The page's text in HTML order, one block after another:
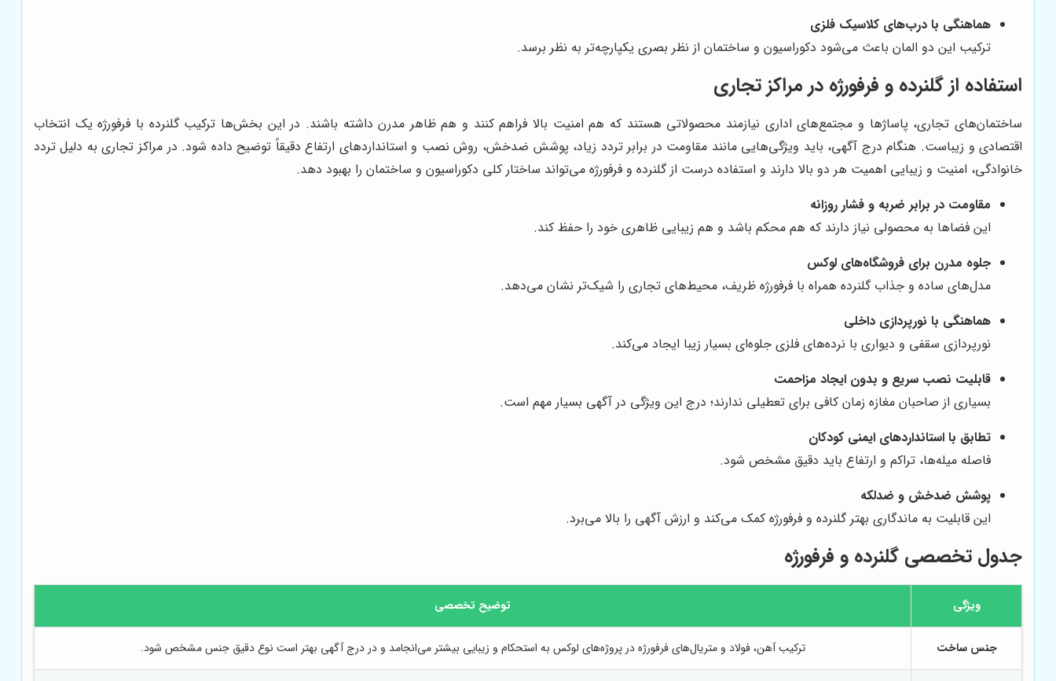
هماهنگی با درب‌های کلاسیک فلزی
ترکیب این دو المان باعث می‌شود دکوراسیون و ساختمان از نظر بصری یکپارچه‌تر به نظر برسد.
استفاده از گلنرده و فرفورژه در مراکز تجاری
ساختمان‌های تجاری، پاساژها و مجتمع‌های اداری نیازمند محصولاتی هستند که هم امنیت بالا فراهم کنند و هم ظاهر مدرن داشته باشند. در این بخش‌ها ترکیب گلنرده با فرفورژه یک انتخاب
اقتصادی و زیباست. هنگام درج آگهی، باید ویژگی‌هایی مانند مقاومت در برابر تردد زیاد، پوشش ضدخش، روش نصب و استانداردهای ارتفاع دقیقاً توضیح داده شود. در مراکز تجاری به دلیل تردد
خانوادگی، امنیت و زیبایی اهمیت هر دو بالا دارند و استفاده درست از گلنرده و فرفورژه می‌تواند ساختار کلی دکوراسیون و ساختمان را بهبود دهد.
مقاومت در برابر ضربه و فشار روزانه
این فضاها به محصولی نیاز دارند که هم محکم باشد و هم زیبایی ظاهری خود را حفظ کند.
جلوه مدرن برای فروشگاه‌های لوکس
مدل‌های ساده و جذاب گلنرده همراه با فرفورژه ظریف، محیط‌های تجاری را شیک‌تر نشان می‌دهد.
هماهنگی با نورپردازی داخلی
نورپردازی سقفی و دیواری با نرده‌های فلزی جلوه‌ای بسیار زیبا ایجاد می‌کند.
قابلیت نصب سریع و بدون ایجاد مزاحمت
بسیاری از صاحبان مغازه زمان کافی برای تعطیلی ندارند؛ درج این ویژگی در آگهی بسیار مهم است.
تطابق با استانداردهای ایمنی کودکان
فاصله میله‌ها، تراکم و ارتفاع باید دقیق مشخص شود.
پوشش ضدخش و ضدلکه
این قابلیت به ماندگاری بهتر گلنرده و فرفورژه کمک می‌کند و ارزش آگهی را بالا می‌برد.
جدول تخصصی گلنرده و فرفورژه
ویژگی توضیح تخصصی
جنس ساخت ترکیب آهن، فولاد و متریال‌های فرفورژه در پروژه‌های لوکس به استحکام و زیبایی بیشتر می‌انجامد و در درج آگهی بهتر است نوع دقیق جنس مشخص شود.